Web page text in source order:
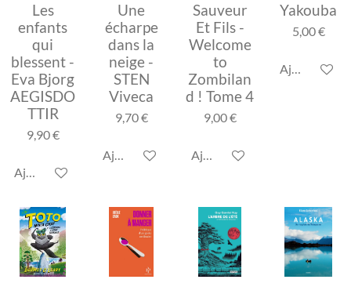
Les
enfants
qui
blessent -
Eva Bjorg
AEGISDO
TTIR
9,90 €
Ajouter au panier
Une
écharpe
dans la
neige -
STEN
Viveca
9,70 €
Ajouter au panier
Sauveur
Et Fils -
Welcome
to
Zombilan
d ! Tome 4
9,00 €
Ajouter au panier
Yakouba
5,00 €
Ajouter au